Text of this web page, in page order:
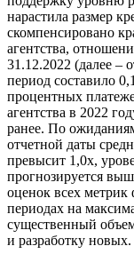
нарастила размер
скомпенсировано
агентства,
31.12.2022 (далее –
период составило
процентных
агентства в 2022
ранее. По
отчетной даты
превысит 1,0х,
прогнозируется
оценок всех
периодах на
существенный
и разработку новых.